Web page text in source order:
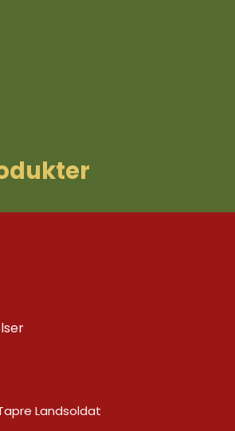
Landsoldat